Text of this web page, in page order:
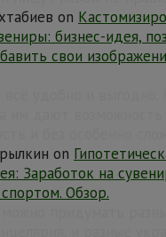
on
бизнес-идея,
свои
on
Заработок на
Обзор.